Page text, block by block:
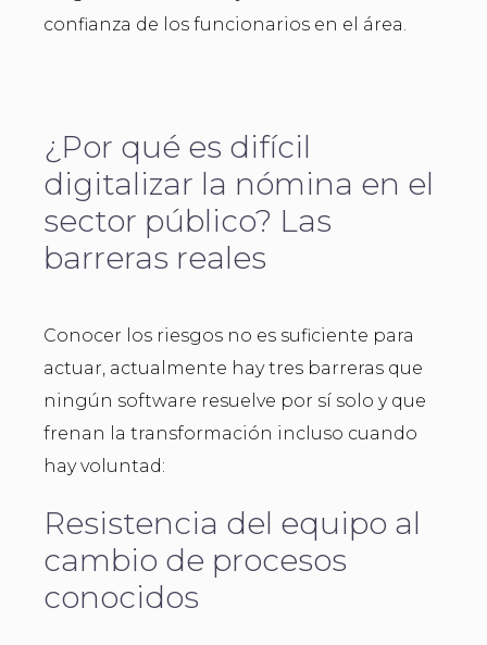
confianza de los funcionarios en el área.
¿Por qué es difícil
digitalizar la nómina en el
sector público? Las
barreras reales
Conocer los riesgos no es suficiente para
actuar, actualmente hay tres barreras que
ningún software resuelve por sí solo y que
frenan la transformación incluso cuando
hay voluntad:
Resistencia del equipo al
cambio de procesos
conocidos